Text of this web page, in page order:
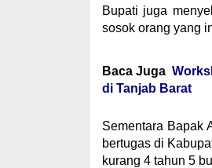
Bupati juga
sosok orang yang
Baca Juga
di Tanjab Barat
Sementara Bapak
bertugas di
kurang 4 tahun 5